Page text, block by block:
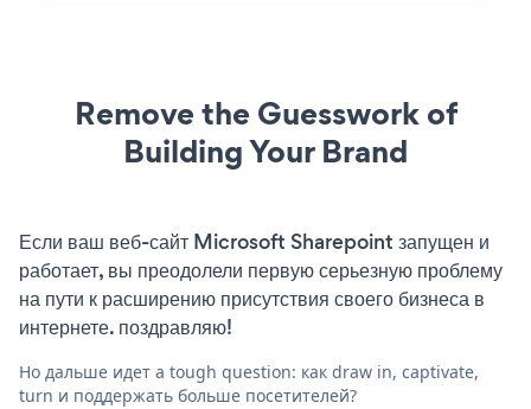
Remove the Guesswork of
Building Your Brand
Если ваш веб-сайт Microsoft Sharepoint запущен и
работает, вы преодолели первую серьезную проблему
на пути к расширению присутствия своего бизнеса в
интернете. поздравляю!
Но дальше идет a tough question: как draw in, captivate,
turn и поддержать больше посетителей?